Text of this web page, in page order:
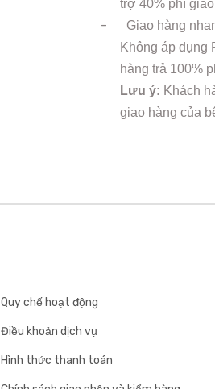
trợ 40% phí
-
Giao hàng
Không áp dụng
hàng trả 100%
Lưu ý: Khách
giao hàng của
Quy chế hoạt động
Điều khoản dịch vụ
Hình thức thanh toán